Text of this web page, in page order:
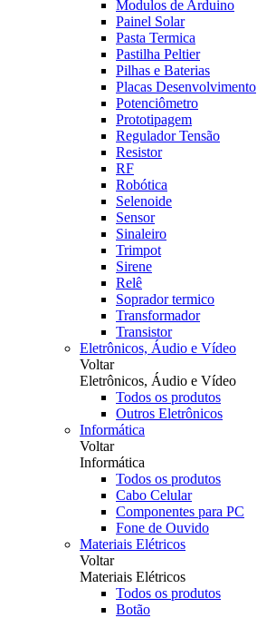
Modulos de Arduino
Painel Solar
Pasta Termica
Pastilha Peltier
Pilhas e Baterias
Placas Desenvolvimento
Potenciômetro
Prototipagem
Regulador Tensão
Resistor
RF
Robótica
Selenoide
Sensor
Sinaleiro
Trimpot
Sirene
Relê
Soprador termico
Transformador
Transistor
Eletrônicos, Áudio e Vídeo
Voltar
Eletrônicos, Áudio e Vídeo
Todos os produtos
Outros Eletrônicos
Informática
Voltar
Informática
Todos os produtos
Cabo Celular
Componentes para PC
Fone de Ouvido
Materiais Elétricos
Voltar
Materiais Elétricos
Todos os produtos
Botão